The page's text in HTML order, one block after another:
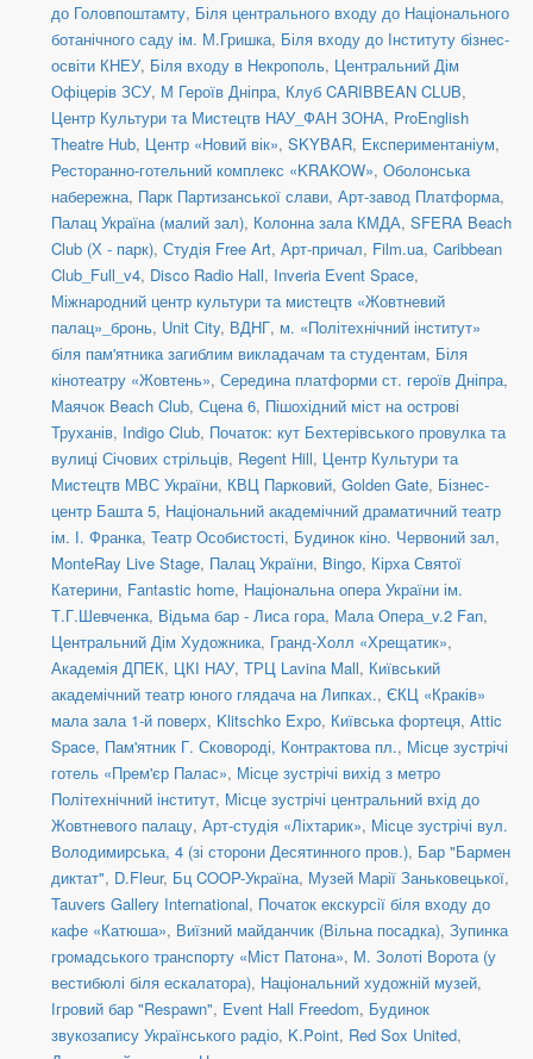
до Головпоштамту, Біля центрального входу до Національного
ботанічного саду ім. М.Гришка, Біля входу до Інституту бізнес-
освіти КНЕУ, Біля входу в Некрополь, Центральний Дім
Офіцерів ЗСУ, М Героїв Дніпра, Клуб CARIBBEAN CLUB,
Центр Культури та Мистецтв НАУ_ФАН ЗОНА, ProEnglish
Theatre Hub, Центр «Новий вік», SKYBAR, Експериментаніум,
Ресторанно-готельний комплекс «KRAKOW», Оболонська
набережна, Парк Партизанської слави, Арт-завод Платформа,
Палац Україна (малий зал), Колонна зала КМДА, SFERA Beach
Club (Х - парк), Студія Free Art, Арт-причал, Film.ua, Caribbean
Club_Full_v4, Disco Radio Hall, Inveria Event Space,
Міжнародний центр культури та мистецтв «Жовтневий
палац»_бронь, Unit Сity, ВДНГ, м. «Політехнічний інститут»
біля пам'ятника загиблим викладачам та студентам, Біля
кінотеатру «Жовтень», Середина платформи ст. героїв Дніпра,
Маячок Beach Club, Сцена 6, Пішохідний міст на острові
Труханів, Indigo Club, Початок: кут Бехтерівського провулка та
вулиці Січових стрільців, Regent Hill, Центр Культури та
Мистецтв МВС України, КВЦ Парковий, Golden Gate, Бізнес-
центр Башта 5, Національний академічний драматичний театр
ім. І. Франка, Театр Особистості, Будинок кіно. Червоний зал,
MonteRay Live Stage, Палац України, Bingo, Кірха Святої
Катерини, Fantastic home, Національна опера України ім.
Т.Г.Шевченка, Відьма бар - Лиса гора, Мала Опера_v.2 Fan,
Центральний Дім Художника, Гранд-Холл «Хрещатик»,
Академія ДПЕК, ЦКІ НАУ, ТРЦ Lavina Mall, Київський
академічний театр юного глядача на Липках., ЄКЦ «Краків»
мала зала 1-й поверх, Klitschko Expo, Київська фортеця, Attic
Space, Пам'ятник Г. Сковороді, Контрактова пл., Місце зустрічі
готель «Прем'єр Палас», Місце зустрічі вихід з метро
Політехнічний інститут, Місце зустрічі центральний вхід до
Жовтневого палацу, Арт-студія «Ліхтарик», Місце зустрічі вул.
Володимирська, 4 (зі сторони Десятинного пров.), Бар "Бармен
диктат", D.Fleur, Бц COOP-Україна, Музей Марії Заньковецької,
Tauvers Gallery International, Початок екскурсії біля входу до
кафе «Катюша», Виїзний майданчик (Вільна посадка), Зупинка
громадського транспорту «Міст Патона», М. Золоті Ворота (у
вестибюлі біля ескалатора), Національний художній музей,
Ігровий бар "Respawn", Event Hall Freedom, Будинок
звукозапису Українського радіо, K.Point, Red Sox United,